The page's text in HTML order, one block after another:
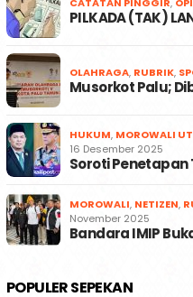
CATATAN PINGGIR,
PILKADA (TAK)
OLAHRAGA, RUBRIK,
Musorkot Palu;
HUKUM, MOROWALI
16 Desember 2025
Soroti Penetapan
MOROWALI, NETIZEN,
November 2025
Bandara IMIP
POPULER SEPEKAN